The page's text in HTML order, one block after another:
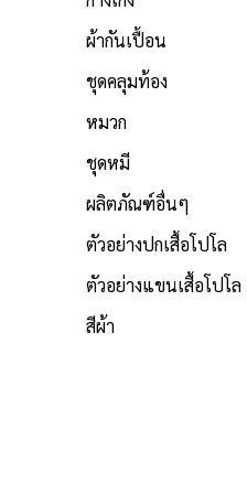
ผ้ากันเปื้อน
ชุดคลุมท้อง
หมวก
ชุดหมี
ผลิตภัณฑ์อื่นๆ
ตัวอย่างปกเสื้อโปโล
ตัวอย่างแขนเสื้อโปโล
สีผ้า